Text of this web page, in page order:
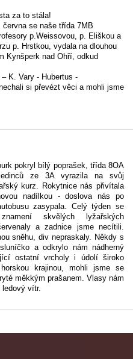
za to stála!
června se naše třída 7MB
p.Weissovou, p. Eliškou a
p. Hrstkou, vydala na dlouhou
Kynšperk nad Ohří, odkud
K. Vary - Hubertus -
si převézt věci a mohli jsme
pokryl bílý poprašek, třída 8OA
ze 3A vyrazila na svůj
kurz. Rokytnice nás přivítala
nadílkou - doslova nás po
zasypala. Celý týden se
skvělých lyžařských
a zadnice jsme necítili.
sněhu, div nepraskaly. Někdy s
a odkrylo nám nádherný
ostatní vrcholy i údolí široko
krajinou, mohli jsme se
měkkým prašanem. Vlasy nám
vítr.